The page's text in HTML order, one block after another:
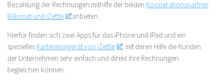
Bezahlung der Rechnungen mithilfe der beiden Kooperationspartner
Billomat und iZettle
anbieten.
Hierfür finden sich zwei Apps für das iPhone und iPad und ein
spezielles Kartenlesegerät von iZettle
, mit deren Hilfe die Kunden
der Unternehmen sehr einfach und direkt ihre Rechnungen
begleichen können.